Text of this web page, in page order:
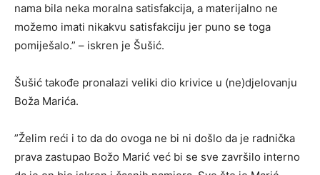
nama bila neka moralna satisfakcija, a materijalno ne
možemo imati nikakvu satisfakciju jer puno se toga
pomiješalo.” – iskren je Šušić.
Šušić takođe pronalazi veliki dio krivice u (ne)djelovanju
Boža Marića.
”Želim reći i to da do ovoga ne bi ni došlo da je radnička
prava zastupao Božo Marić već bi se sve završilo interno